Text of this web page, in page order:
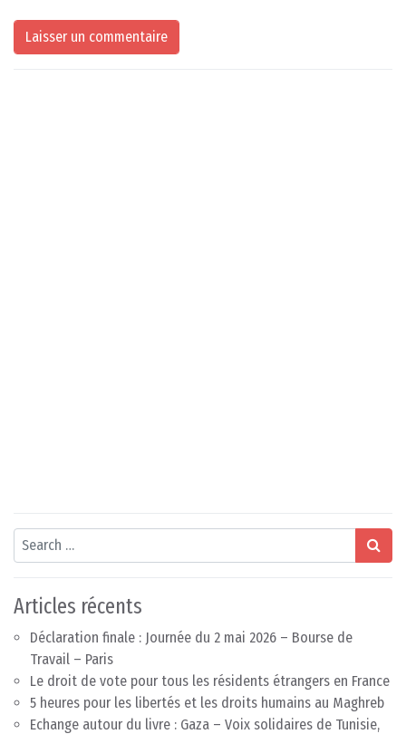
Search
Articles récents
Déclaration finale : Journée du 2 mai 2026 – Bourse de
Travail – Paris
Le droit de vote pour tous les résidents étrangers en France
5 heures pour les libertés et les droits humains au Maghreb
Echange autour du livre : Gaza – Voix solidaires de Tunisie,